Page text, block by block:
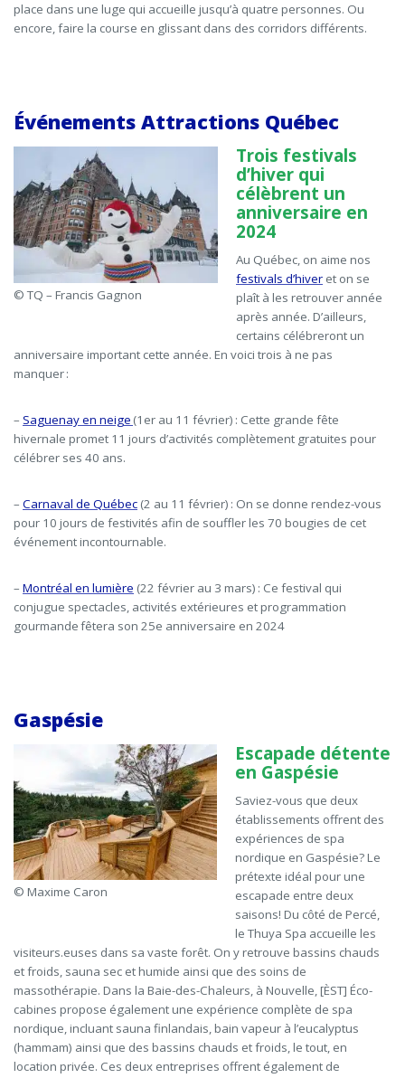
place dans une luge qui accueille jusqu’à quatre personnes. Ou
encore, faire la course en glissant dans des corridors différents.
Événements Attractions Québec
© TQ – Francis Gagnon
Trois festivals
d’hiver qui
célèbrent un
anniversaire en
2024
Au Québec, on aime nos
festivals d’hiver et on se
plaît à les retrouver année
après année. D’ailleurs,
certains célébreront un
anniversaire important cette année. En voici trois à ne pas
manquer :
– Saguenay en neige (1 er au 11 février) : Cette grande fête
hivernale promet 11 jours d’activités complètement gratuites pour
célébrer ses 40 ans.
– Carnaval de Québec (2 au 11 février) : On se donne rendez-vous
pour 10 jours de festivités afin de souffler les 70 bougies de cet
événement incontournable.
– Montréal en lumière (22 février au 3 mars) : Ce festival qui
conjugue spectacles, activités extérieures et programmation
gourmande fêtera son 25e anniversaire en 2024
Gaspésie
© Maxime Caron
Escapade détente
en Gaspésie
Saviez-vous que deux
établissements offrent des
expériences de spa
nordique en Gaspésie? Le
prétexte idéal pour une
escapade entre deux
saisons! Du côté de Percé,
le Thuya Spa accueille les
visiteurs.euses dans sa vaste forêt. On y retrouve bassins chauds
et froids, sauna sec et humide ainsi que des soins de
massothérapie. Dans la Baie-des-Chaleurs, à Nouvelle, [ÈST] Éco-
cabines propose également une expérience complète de spa
nordique, incluant sauna finlandais, bain vapeur à l’eucalyptus
(hammam) ainsi que des bassins chauds et froids, le tout, en
location privée. Ces deux entreprises offrent également de